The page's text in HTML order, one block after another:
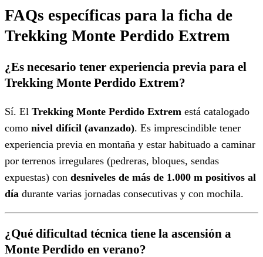
FAQs específicas para la ficha de
Trekking Monte Perdido Extrem
¿Es necesario tener experiencia previa para el
Trekking Monte Perdido Extrem?
Sí. El Trekking Monte Perdido Extrem está catalogado
como nivel difícil (avanzado). Es imprescindible tener
experiencia previa en montaña y estar habituado a caminar
por terrenos irregulares (pedreras, bloques, sendas
expuestas) con desniveles de más de 1.000 m positivos al
día durante varias jornadas consecutivas y con mochila.
¿Qué dificultad técnica tiene la ascensión a
Monte Perdido en verano?